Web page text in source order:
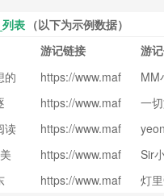
表 （以下为示例数据）
游记链接
游
的
https://www.maf
3313.html
MM
https://www.maf
9288.html
一
读
https://www.maf
75115.html
https://www.maf
2381.html
Sir
https://www.maf
灯